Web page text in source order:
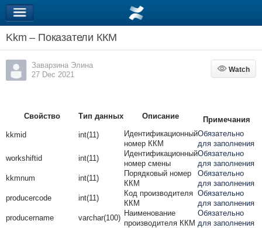
Kkm – Показатели ККМ
Заварзина Элина
27 Dec 2021
Watch
Watch
Свойство Тип данных Описание
Примечания
kkmid
int(11)
Идентификационный
номер ККМ
Обязательно
для заполнения
workshiftid
int(11)
Идентификационный
номер смены
Обязательно
для заполнения
kkmnum
int(11)
Порядковый номер
ККМ
Обязательно
для заполнения
producercode
int(11)
Код производителя
ККМ
Обязательно
для заполнения
producername
varchar(100)
Наименование
производителя ККМ
Обязательно
для заполнения